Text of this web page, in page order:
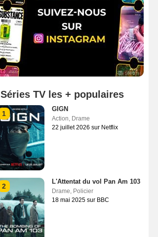
Séries TV les + populaires
1
GIGN
Action, Drame
22 juillet 2026 sur Netflix
2
L'Attentat du vol Pan Am 103
Drame, Policier
18 mai 2025 sur BBC